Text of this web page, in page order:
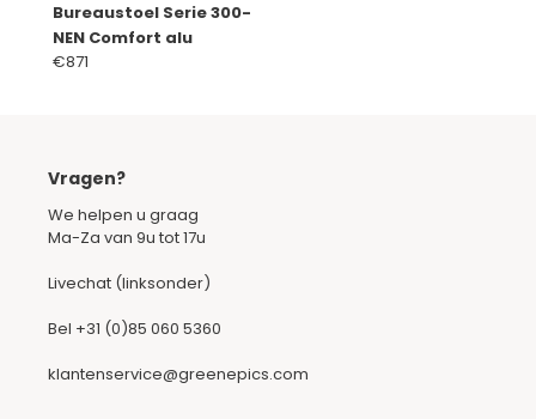
Bureaustoel Serie 300-
NEN Comfort alu
€871
Vragen?
We helpen u graag
Ma-Za van 9u tot 17u
Livechat (linksonder)
Bel +31 (0)85 060 5360
klantenservice@greenepics.com